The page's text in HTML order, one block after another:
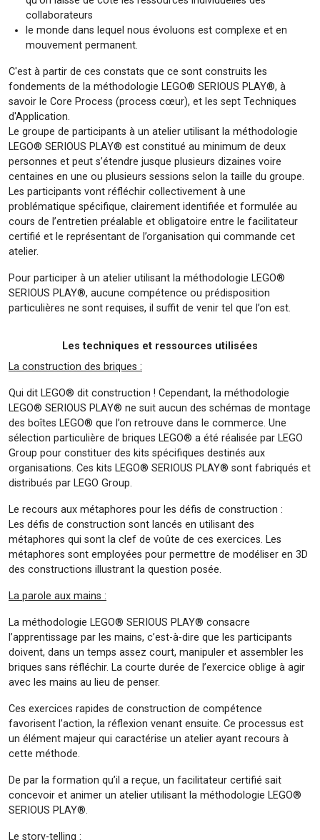
collaborateurs
le monde dans lequel nous évoluons est complexe et en
mouvement permanent.
C'est à partir de ces constats que ce sont construits les
fondements de la méthodologie LEGO® SERIOUS PLAY®, à
savoir le Core Process (process cœur), et les sept Techniques
d'Application.
Le groupe de participants à un atelier utilisant la méthodologie
LEGO® SERIOUS PLAY® est constitué au minimum de deux
personnes et peut s’étendre jusque plusieurs dizaines voire
centaines en une ou plusieurs sessions selon la taille du groupe.
Les participants vont réfléchir collectivement à une
problématique spécifique, clairement identifiée et formulée au
cours de l’entretien préalable et obligatoire entre le facilitateur
certifié et le représentant de l’organisation qui commande cet
atelier.
Pour participer à un atelier utilisant la méthodologie LEGO®
SERIOUS PLAY®, aucune compétence ou prédisposition
particulières ne sont requises, il suffit de venir tel que l’on est.
Les techniques et ressources utilisées
La construction des briques :
Qui dit LEGO® dit construction ! Cependant, la méthodologie
LEGO® SERIOUS PLAY® ne suit aucun des schémas de montage
des boîtes LEGO® que l’on retrouve dans le commerce. Une
sélection particulière de briques LEGO® a été réalisée par LEGO
Group pour constituer des kits spécifiques destinés aux
organisations. Ces kits LEGO® SERIOUS PLAY® sont fabriqués et
distribués par LEGO Group.
Le recours aux métaphores pour les défis de construction :
Les défis de construction sont lancés en utilisant des
métaphores qui sont la clef de voûte de ces exercices. Les
métaphores sont employées pour permettre de modéliser en 3D
des constructions illustrant la question posée.
La parole aux mains :
La méthodologie LEGO® SERIOUS PLAY® consacre
l’apprentissage par les mains, c’est-à-dire que les participants
doivent, dans un temps assez court, manipuler et assembler les
briques sans réfléchir. La courte durée de l’exercice oblige à agir
avec les mains au lieu de penser.
Ces exercices rapides de construction de compétence
favorisent l’action, la réflexion venant ensuite. Ce processus est
un élément majeur qui caractérise un atelier ayant recours à
cette méthode.
De par la formation qu’il a reçue, un facilitateur certifié sait
concevoir et animer un atelier utilisant la méthodologie LEGO®
SERIOUS PLAY®.
Le story-telling :